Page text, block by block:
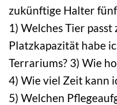
zukünftige Halter
1) Welches Tier
Platzkapazität habe
Terrariums? 3) Wie
4) Wie viel Zeit kann
5) Welchen